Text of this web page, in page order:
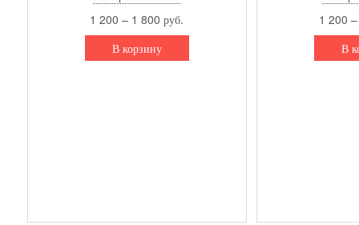
1 200 – 1 800 руб.
В корзину
1 200
В